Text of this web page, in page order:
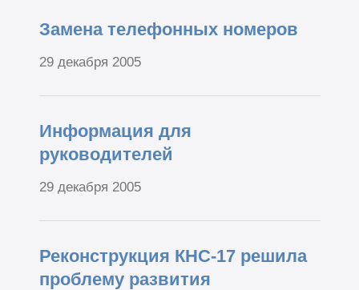
Замена телефонных номеров
29 декабря 2005
Информация для
руководителей
29 декабря 2005
Реконструкция КНС-17 решила
проблему развития